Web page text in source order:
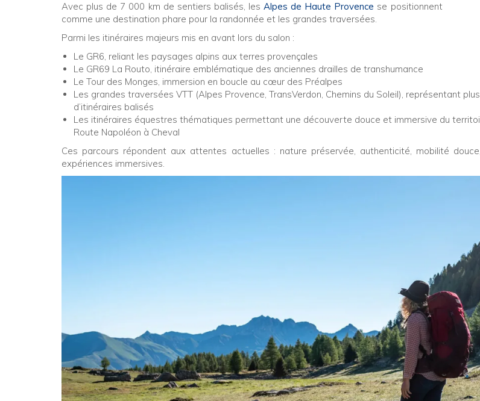
Avec plus de 7 000 km de sentiers balisés, les Alpes de Haute Provence se positionnent
comme une destination phare pour la randonnée et les grandes traversées.
Parmi les itinéraires majeurs mis en avant lors du salon :
Le GR6, reliant les paysages alpins aux terres provençales
Le GR69 La Routo, itinéraire emblématique des anciennes drailles de transhumance
Le Tour des Monges, immersion en boucle au cœur des Préalpes
Les grandes traversées VTT (Alpes Provence, TransVerdon, Chemins du Soleil), représentant
d’itinéraires balisés
Les itinéraires équestres thématiques permettant une découverte douce et immersive du
Route Napoléon à Cheval
Ces parcours répondent aux attentes actuelles : nature préservée, authenticité, mobilité
expériences immersives.